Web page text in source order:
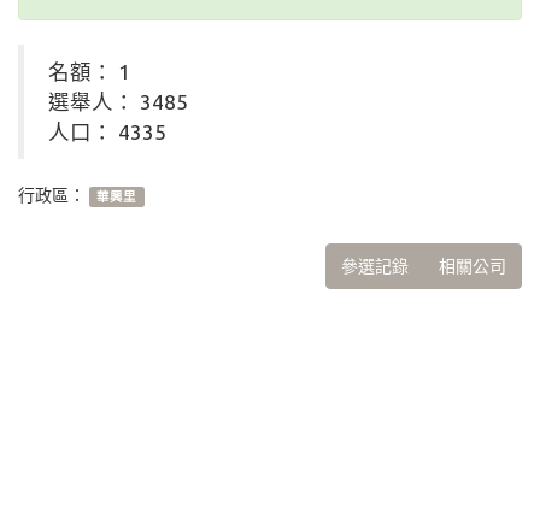
名額： 1
選舉人： 3485
人口： 4335
行政區： 華興里
參選記錄 相關公司